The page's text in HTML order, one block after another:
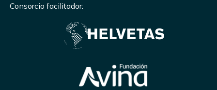
Consorcio facilitador: